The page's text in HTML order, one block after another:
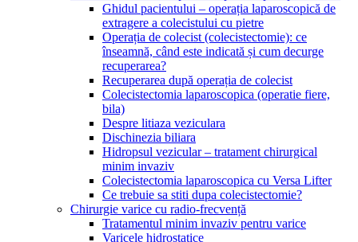
Ghidul pacientului – operația laparoscopică de
extragere a colecistului cu pietre
Operația de colecist (colecistectomie): ce
înseamnă, când este indicată și cum decurge
recuperarea?
Recuperarea după operația de colecist
Colecistectomia laparoscopica (operatie fiere,
bila)
Despre litiaza veziculara
Dischinezia biliara
Hidropsul vezicular – tratament chirurgical
minim invaziv
Colecistectomia laparoscopica cu Versa Lifter
Ce trebuie sa stiti dupa colecistectomie?
Chirurgie varice cu radio-frecvență
Tratamentul minim invaziv pentru varice
Varicele hidrostatice